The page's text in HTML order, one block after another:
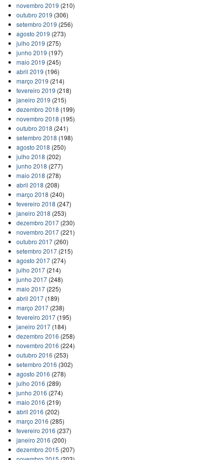
novembro 2019 (210)
outubro 2019 (306)
setembro 2019 (256)
agosto 2019 (273)
julho 2019 (275)
junho 2019 (197)
maio 2019 (245)
abril 2019 (196)
março 2019 (214)
fevereiro 2019 (218)
janeiro 2019 (215)
dezembro 2018 (199)
novembro 2018 (195)
outubro 2018 (241)
setembro 2018 (198)
agosto 2018 (250)
julho 2018 (202)
junho 2018 (277)
maio 2018 (278)
abril 2018 (208)
março 2018 (240)
fevereiro 2018 (247)
janeiro 2018 (253)
dezembro 2017(230)
novembro 2017(221)
outubro 2017(260)
setembro 2017(215)
agosto 2017(274)
julho 2017(214)
junho 2017(248)
maio 2017(225)
abril 2017(189)
março 2017(238)
fevereiro 2017(195)
janeiro 2017(184)
dezembro 2016 (258)
novembro 2016 (224)
outubro 2016 (253)
setembro 2016 (302)
agosto 2016 (278)
julho 2016 (289)
junho 2016 (274)
maio 2016 (219)
abril 2016 (202)
março 2016 (285)
fevereiro 2016 (237)
janeiro 2016 (200)
dezembro 2015 (207)